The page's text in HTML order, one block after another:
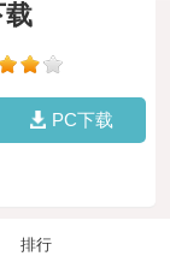
载
PC下载
排行